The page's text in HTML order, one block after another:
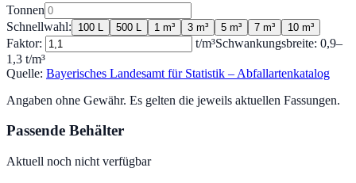
Tonnen
Schnellwahl:
100 L 500 L 1 m³ 3 m³ 5 m³ 7 m³ 10 m³
Faktor: t/m³Schwankungsbreite: 0,9–
1,3 t/m³
Quelle: Bayerisches Landesamt für Statistik – Abfallartenkatalog
Angaben ohne Gewähr. Es gelten die jeweils aktuellen Fassungen.
Passende Behälter
Aktuell noch nicht verfügbar